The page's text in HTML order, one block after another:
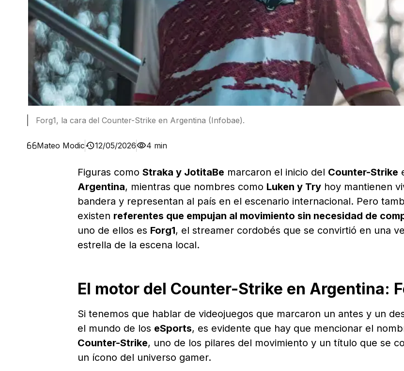
Forg1, la cara del Counter-Strike en Argentina (Infobae).
Mateo Modic 12/05/2026 4 min
Figuras como Straka y JotitaBe marcaron el inicio del Counter-Strike
Argentina, mientras que nombres como Luken y Try hoy mantienen
bandera y representan al país en el escenario internacional. Pero
existen referentes que empujan al movimiento sin necesidad de
uno de ellos es Forg1, el streamer cordobés que se convirtió en una
estrella de la escena local.
El motor del Counter-Strike en Argentina:
Si tenemos que hablar de videojuegos que marcaron un antes y un
el mundo de los eSports, es evidente que hay que mencionar el
Counter-Strike, uno de los pilares del movimiento y un título que se
un ícono del universo gamer.